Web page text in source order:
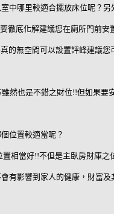
中哪里較適合擺放床位呢？
底化解建議您在廁所門前安
的無空間可以設置評峰建議
然也是不錯之財位!!但如果
位置較適當呢？
相當好!!不但是主臥房財庫
有影響到家人的健康，財富